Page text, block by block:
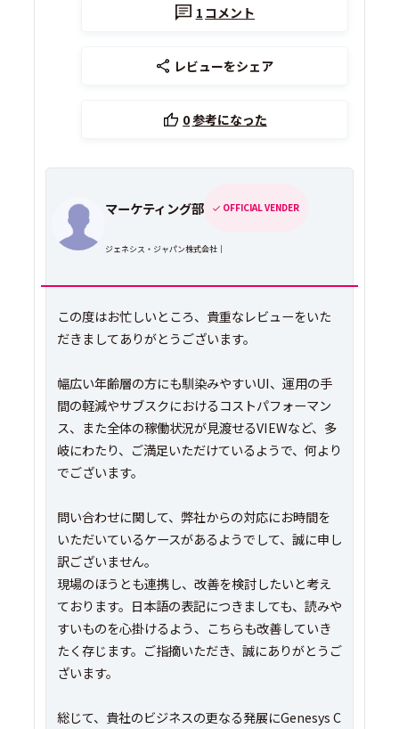
1 コメント
レビューをシェア
0参考になった
マーケティング部 OFFICIAL VENDER
ジェネシス・ジャパン株式会社｜
この度はお忙しいところ、貴重なレビューをいた
だきましてありがとうございます。
幅広い年齢層の方にも馴染みやすいUI、運用の手
間の軽減やサブスクにおけるコストパフォーマン
ス、また全体の稼働状況が見渡せるVIEWなど、多
岐にわたり、ご満足いただけているようで、何より
でございます。
問い合わせに関して、弊社からの対応にお時間を
いただいているケースがあるようでして、誠に申し
訳ございません。
現場のほうとも連携し、改善を検討したいと考え
ております。日本語の表記につきましても、読みや
すいものを心掛けるよう、こちらも改善していき
たく存じます。ご指摘いただき、誠にありがとうご
ざいます。
総じて、貴社のビジネスの更なる発展にGenesys C